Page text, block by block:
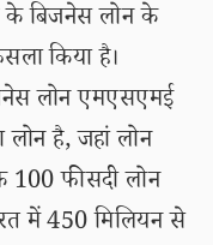
के बिजनेस लोन के
किया है।
लोन एमएसएमई
लोन है, जहां लोन
100 फीसदी लोन
में 450 मिलियन से